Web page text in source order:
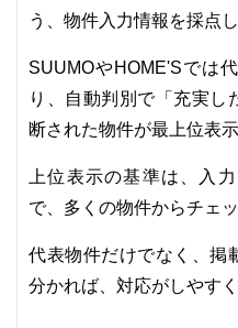
う、物件入力情報を採点
SUUMOやHOME'Sでは
り、自動判別で「充実し
断された物件が最上位表
上位表示の基準は、入
で、多くの物件からチェ
代表物件だけでなく、掲
分かれば、対応がしやすく